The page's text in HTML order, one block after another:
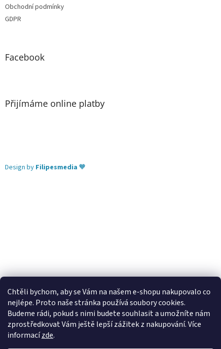
Chtěli bychom, aby se Vám na našem e-shopu nakupovalo co
nejlépe. Proto naše stránka používá soubory cookies.
Budeme rádi, pokud s nimi budete souhlasit a umožníte nám
zprostředkovat Vám ještě lepší zážitek z nakupování.Více
informacízde.
Obchodní podmínky
GDPR
Facebook
Přijímáme online platby
Design by Filipesmedia 🧡
Lekva nábytek ubytování pod Pálavou kování Tulip
úchytky Gamet
úchytky Siro Blum - perfecting motion